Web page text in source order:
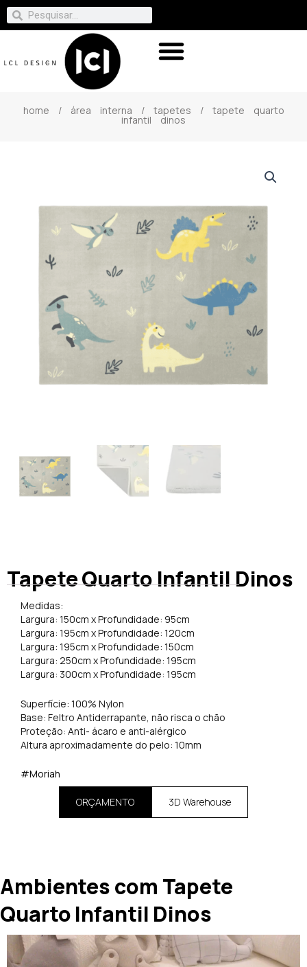
home / área interna / tapetes / tapete quarto
infantil dinos
Tapete Quarto Infantil Dinos
Medidas:
Largura: 150cm x Profundidade: 95cm
Largura: 195cm x Profundidade: 120cm
Largura: 195cm x Profundidade: 150cm
Largura: 250cm x Profundidade: 195cm
Largura: 300cm x Profundidade: 195cm
Superfície: 100% Nylon
Base: Feltro Antiderrapante, não risca o chão
Proteção: Anti- ácaro e anti-alérgico
Altura aproximadamente do pelo: 10mm
#Moriah
ORÇAMENTO 3D Warehouse
Ambientes com Tapete
Quarto Infantil Dinos